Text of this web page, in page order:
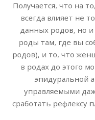
Получается, что на
всегда влияет не
данных родов, но
роды там, где вы
родов), и то, что
в родах до этого
эпидуральной
управляемыми
сработать рефлексу